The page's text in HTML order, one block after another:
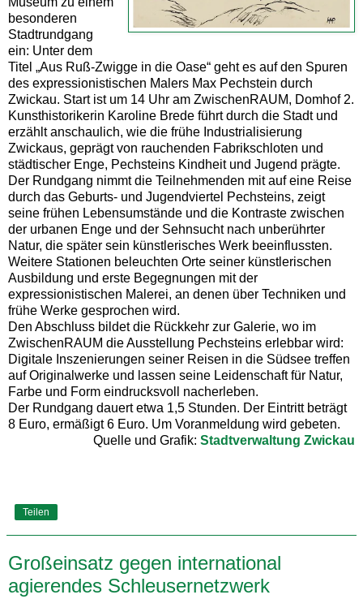
besonderen
Stadtrundgang
ein: Unter dem
Titel „Aus Ruß-Zwigge in die Oase“ geht es auf den Spuren
des expressionistischen Malers Max Pechstein durch
Zwickau. Start ist um 14 Uhr am ZwischenRAUM, Domhof 2.
Kunsthistorikerin Karoline Brede führt durch die Stadt und
erzählt anschaulich, wie die frühe Industrialisierung
Zwickaus, geprägt von rauchenden Fabrikschloten und
städtischer Enge, Pechsteins Kindheit und Jugend prägte.
Der Rundgang nimmt die Teilnehmenden mit auf eine Reise
durch das Geburts- und Jugendviertel Pechsteins, zeigt
seine frühen Lebensumstände und die Kontraste zwischen
der urbanen Enge und der Sehnsucht nach unberührter
Natur, die später sein künstlerisches Werk beeinflussten.
Weitere Stationen beleuchten Orte seiner künstlerischen
Ausbildung und erste Begegnungen mit der
expressionistischen Malerei, an denen über Techniken und
frühe Werke gesprochen wird.
Den Abschluss bildet die Rückkehr zur Galerie, wo im
ZwischenRAUM die Ausstellung Pechsteins erlebbar wird:
Digitale Inszenierungen seiner Reisen in die Südsee treffen
auf Originalwerke und lassen seine Leidenschaft für Natur,
Farbe und Form eindrucksvoll nacherleben.
Der Rundgang dauert etwa 1,5 Stunden. Der Eintritt beträgt
8 Euro, ermäßigt 6 Euro. Um Voranmeldung wird gebeten.
Quelle und Grafik: Stadtverwaltung Zwickau
Teilen
Großeinsatz gegen international
agierendes Schleusernetzwerk